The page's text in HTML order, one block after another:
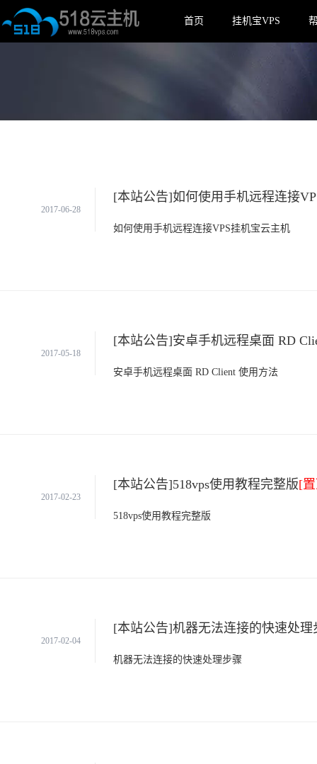
首页 挂机宝VPS
2017-06-28
[本站公告]如何使用手机远程连接
如何使用手机远程连接VPS挂机宝云主机
2017-05-18
[本站公告]安卓手机远程桌面 RD
安卓手机远程桌面 RD Client 使用方法
2017-02-23
[本站公告]518vps使用教程完整版[
518vps使用教程完整版
2017-02-04
[本站公告]机器无法连接的快速处理
机器无法连接的快速处理步骤